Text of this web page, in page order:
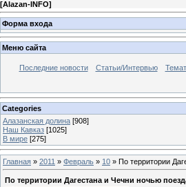
[Alazan-INFO]
Форма входа
Меню сайта
Последние новости Статьи/Интервью
Categories
Алазанская долина [908]
Наш Кавказ [1025]
В мире [275]
Главная » 2011 » Февраль » 10 » По территории
По территории Дагестана и Чечни ночью